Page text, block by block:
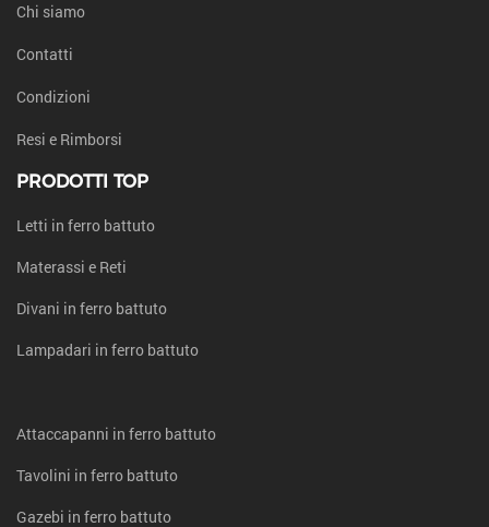
Chi siamo
Contatti
Condizioni
Resi e Rimborsi
PRODOTTI TOP
Letti in ferro battuto
Materassi e Reti
Divani in ferro battuto
Lampadari in ferro battuto
Attaccapanni in ferro battuto
Tavolini in ferro battuto
Gazebi in ferro battuto